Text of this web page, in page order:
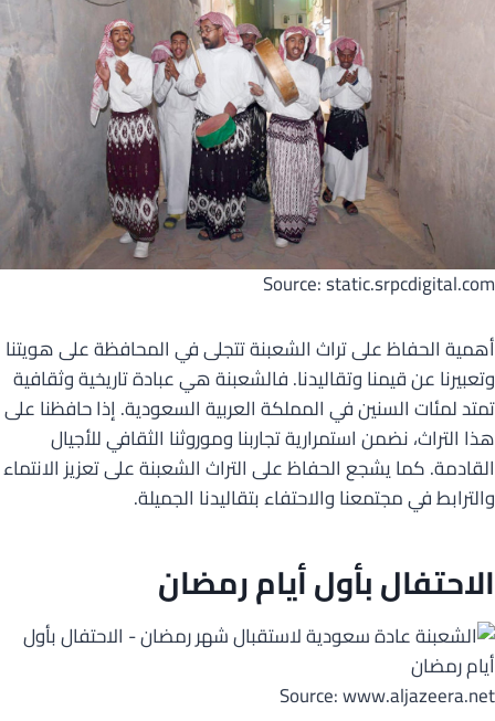
Source: static.srpcdigital.com
أهمية الحفاظ على تراث الشعبنة تتجلى في المحافظة على هويتنا
وتعبيرنا عن قيمنا وتقاليدنا. فالشعبنة هي عبادة تاريخية وثقافية
تمتد لمئات السنين في المملكة العربية السعودية. إذا حافظنا على
هذا التراث، نضمن استمرارية تجاربنا وموروثنا الثقافي للأجيال
القادمة. كما يشجع الحفاظ على التراث الشعبنة على تعزيز الانتماء
والترابط في مجتمعنا والاحتفاء بتقاليدنا الجميلة.
الاحتفال بأول أيام رمضان
Source: www.aljazeera.net